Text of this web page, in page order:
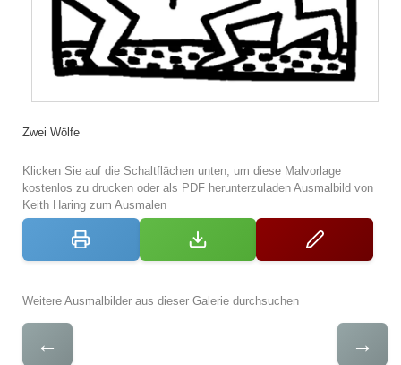
Zwei Wölfe
Klicken Sie auf die Schaltflächen unten, um diese Malvorlage
kostenlos zu drucken oder als PDF herunterzuladen Ausmalbild von
Keith Haring zum Ausmalen
Weitere Ausmalbilder aus dieser Galerie durchsuchen
← →